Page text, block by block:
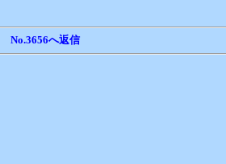
No.3656へ返信